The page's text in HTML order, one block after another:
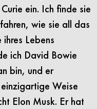
ein. Ich finde sie
wie sie all das
Lebens
ich David Bowie
bin, und er
Weise
Elon Musk. Er hat